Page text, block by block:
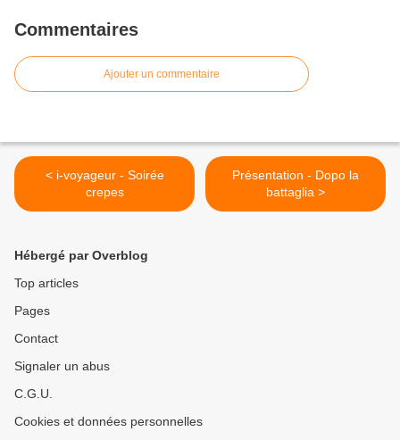
Commentaires
Ajouter un commentaire
< i-voyageur - Soirée
crepes
Présentation - Dopo la
battaglia >
Hébergé par Overblog
Top articles
Pages
Contact
Signaler un abus
C.G.U.
Cookies et données personnelles